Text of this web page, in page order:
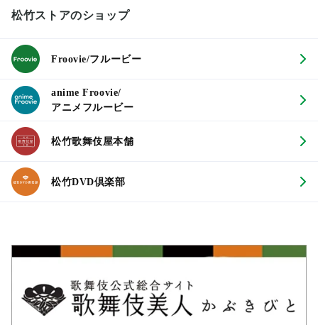
松竹ストアのショップ
Froovie/フルービー
anime Froovie/
アニメフルービー
松竹歌舞伎屋本舗
松竹DVD倶楽部